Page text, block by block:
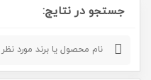
جستجو در نتایج: